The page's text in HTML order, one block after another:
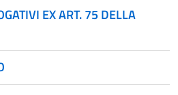
EX ART. 75 DELLA